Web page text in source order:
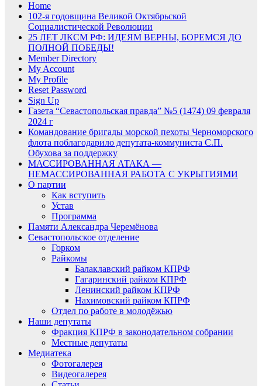
Home
102-я годовщина Великой Октябрьской
Социалистической Революции
25 ЛЕТ ЛКСМ РФ: ИДЕЯМ ВЕРНЫ, БОРЕМСЯ ДО
ПОЛНОЙ ПОБЕДЫ!
Member Directory
My Account
My Profile
Reset Password
Sign Up
Газета “Севастопольская правда” №5 (1474) 09 февраля
2024 г
Командование бригады морской пехоты Черноморского
флота поблагодарило депутата-коммуниста С.П.
Обухова за поддержку
МАССИРОВАННАЯ АТАКА —
НЕМАССИРОВАННАЯ РАБОТА С УКРЫТИЯМИ
О партии
Как вступить
Устав
Программа
Памяти Александра Черемёнова
Севастопольское отделение
Горком
Райкомы
Балаклавский райком КПРФ
Гагаринский райком КПРФ
Ленинский райком КПРФ
Нахимовский райком КПРФ
Отдел по работе в молодёжью
Наши депутаты
Фракция КПРФ в законодательном собрании
Местные депутаты
Медиатека
Фотогалерея
Видеогалерея